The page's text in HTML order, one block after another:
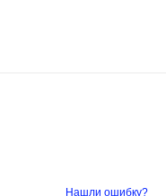
Нашли ошибку?